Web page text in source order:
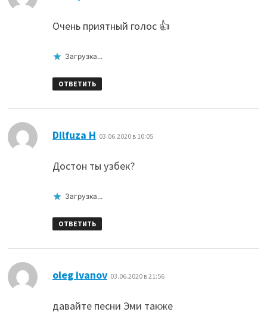
Очень приятный голос 👍
Загрузка...
ОТВЕТИТЬ
Dilfuza H 03.06.2020 в 10:05
Достон ты узбек?
Загрузка...
ОТВЕТИТЬ
oleg ivanov: 03.06.2020 в 21:56
давайте песни Эми также